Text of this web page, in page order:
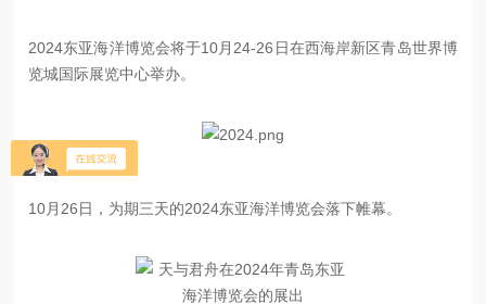
2024东亚海洋博览会将于10月24-26日在西海岸新区青岛世界博
览城国际展览中心举办。
10月26日，为期三天的2024东亚海洋博览会落下帷幕。